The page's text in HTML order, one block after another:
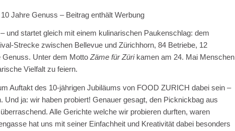
Jahre Genuss – Beitrag enthält Werbung
und startet gleich mit einem kulinarischen Paukenschlag: dem
Strecke zwischen Bellevue und Zürichhorn, 84 Betriebe, 12
Unter dem Motto Zäme für Zürikamen am 24. Mai Menschen
Vielfalt zu feiern.
Auftakt des 10-jährigen Jubiläums von FOOD ZURICH dabei sein –
ja: wir haben probiert! Genauer gesagt, den Picknickbag aus
Alle Gerichte welche wir probieren durften, waren
hat uns mit seiner Einfachheit und Kreativität dabei besonders